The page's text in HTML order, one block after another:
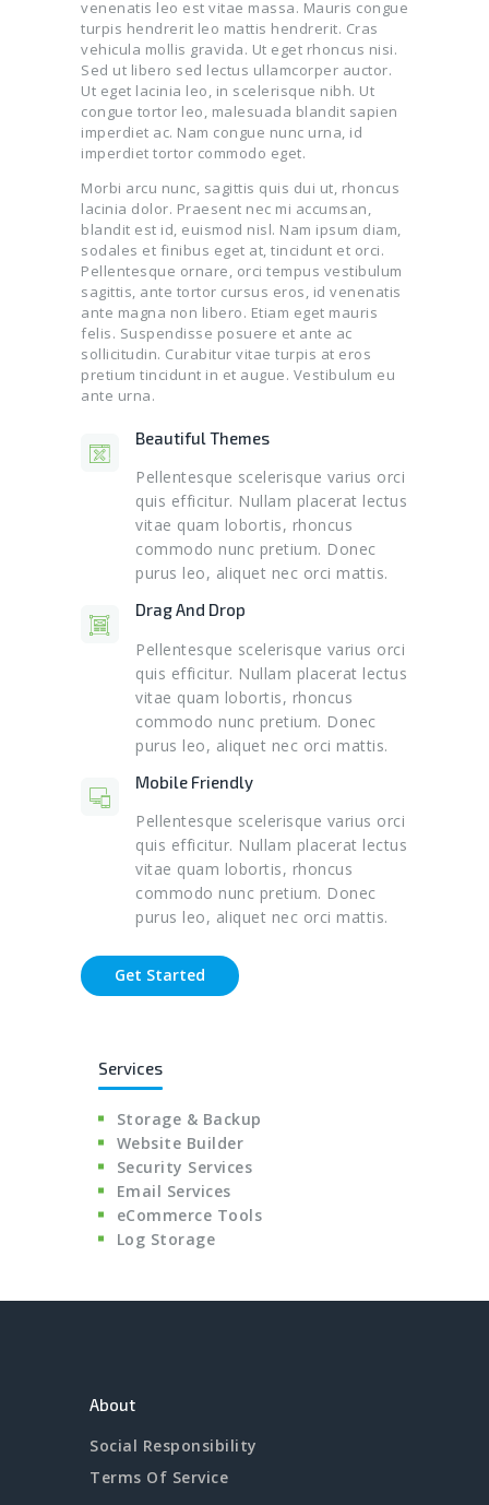
venenatis leo est vitae massa. Mauris congue
turpis hendrerit leo mattis hendrerit. Cras
vehicula mollis gravida. Ut eget rhoncus nisi.
Sed ut libero sed lectus ullamcorper auctor.
Ut eget lacinia leo, in scelerisque nibh. Ut
congue tortor leo, malesuada blandit sapien
imperdiet ac. Nam congue nunc urna, id
imperdiet tortor commodo eget.
Morbi arcu nunc, sagittis quis dui ut, rhoncus
lacinia dolor. Praesent nec mi accumsan,
blandit est id, euismod nisl. Nam ipsum diam,
sodales et finibus eget at, tincidunt et orci.
Pellentesque ornare, orci tempus vestibulum
sagittis, ante tortor cursus eros, id venenatis
ante magna non libero. Etiam eget mauris
felis. Suspendisse posuere et ante ac
sollicitudin. Curabitur vitae turpis at eros
pretium tincidunt in et augue. Vestibulum eu
ante urna.
Beautiful Themes
Pellentesque scelerisque varius orci
quis efficitur. Nullam placerat lectus
vitae quam lobortis, rhoncus
commodo nunc pretium. Donec
purus leo, aliquet nec orci mattis.
Drag And Drop
Pellentesque scelerisque varius orci
quis efficitur. Nullam placerat lectus
vitae quam lobortis, rhoncus
commodo nunc pretium. Donec
purus leo, aliquet nec orci mattis.
Mobile Friendly
Pellentesque scelerisque varius orci
quis efficitur. Nullam placerat lectus
vitae quam lobortis, rhoncus
commodo nunc pretium. Donec
purus leo, aliquet nec orci mattis.
Get Started
Services
Storage & Backup
Website Builder
Security Services
Email Services
eCommerce Tools
Log Storage
About
Social Responsibility
Terms Of Service